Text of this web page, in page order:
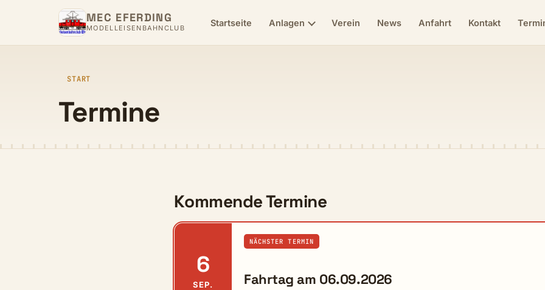
MEC EFERDING
MODELLEISENBAHNCLUB Startseite Anlagen Verein News Anfahrt Kontakt
START
Termine
Kommende Termine
6
SEP.
NÄCHSTER TERMIN
Fahrtag am 06.09.2026